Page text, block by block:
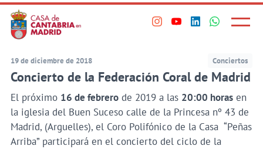
Saltar
al
contenido
principal
Visita
en
VisitaVisita
perfil
en
Visita
perfil
en
Principal
Menú
19 de diciembre de 2018 Conciertos
Concierto de la Federación Coral de Madrid
El próximo 16 de febrerode 2019 a las 20:00 horasen
la iglesia del Buen Suceso calle de la Princesa nº 43 de
Madrid, (Arguelles), el Coro Polifónico de la Casa “Peñas
Arriba” participará en el concierto del ciclo de la